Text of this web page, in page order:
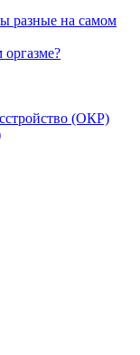
разные на самом
(ОКР)